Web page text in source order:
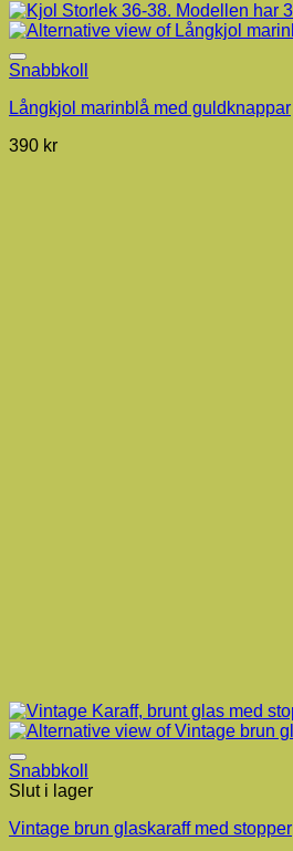
Snabbkoll
Långkjol marinblå med guldknappar
390 kr
Snabbkoll
Slut i lager
Vintage brun glaskaraff med stopper